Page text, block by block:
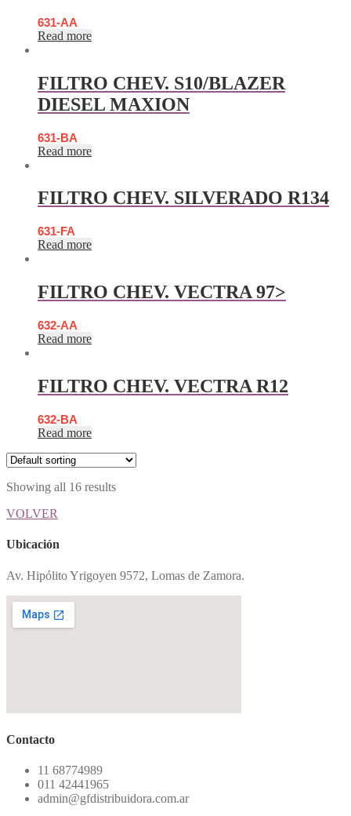
631-AA
Read more
FILTRO CHEV. S10/BLAZER
DIESEL MAXION
631-BA
Read more
FILTRO CHEV. SILVERADO R134
631-FA
Read more
FILTRO CHEV. VECTRA 97>
632-AA
Read more
FILTRO CHEV. VECTRA R12
632-BA
Read more
Showing all 16 results
VOLVER
Ubicación
Av. Hipólito Yrigoyen 9572, Lomas de Zamora.
Contacto
11 68774989
011 42441965
admin@gfdistribuidora.com.ar